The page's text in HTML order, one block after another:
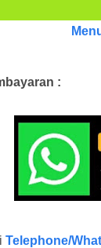
:
Telephone/